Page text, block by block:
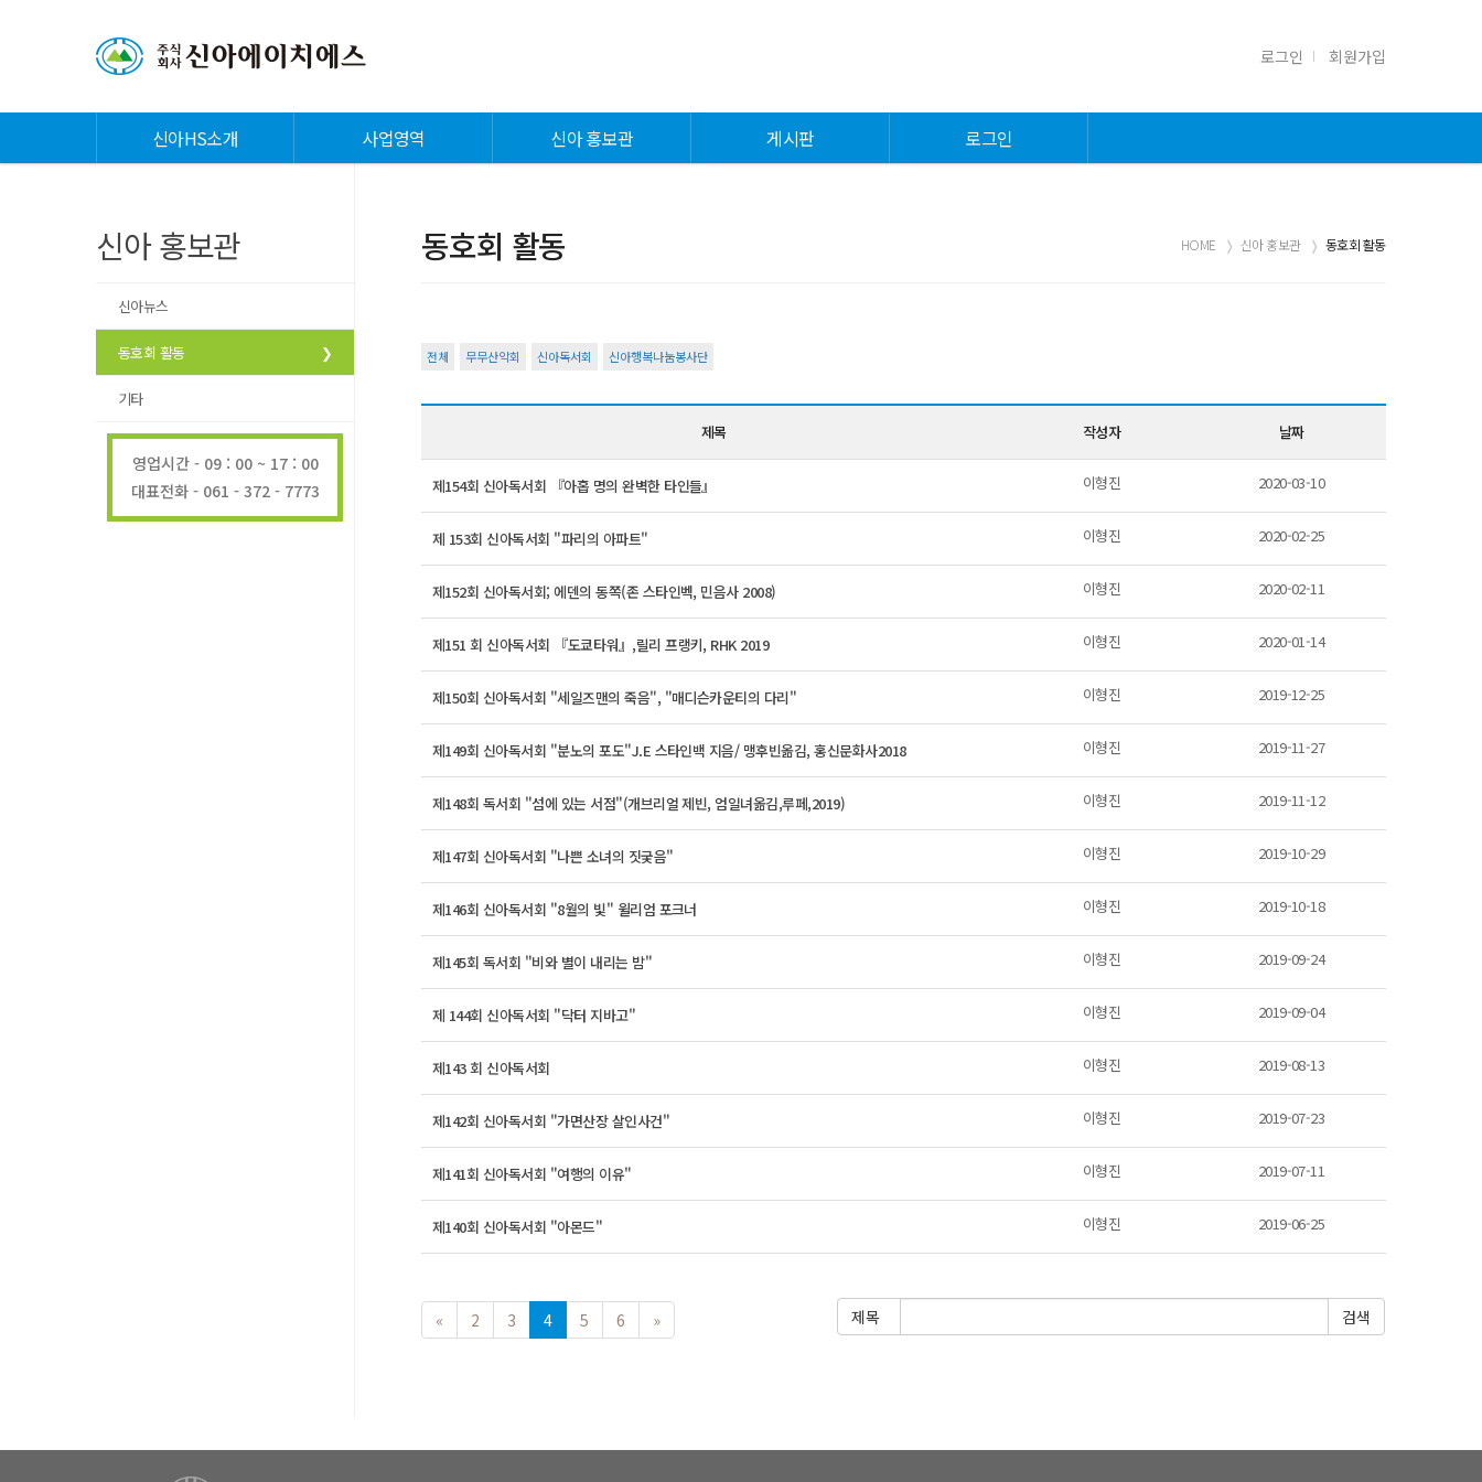
로그인 회원가입
신아HS소개 사업영역 신아 홍보관 게시판 로그인
신아 홍보관
신아뉴스
동호회 활동
기타
영업시간 - 09 : 00 ~ 17 : 00
대표전화 - 061 - 372 - 7773
동호회 활동 HOME 신아 홍보관 동호회 활동
전체 무무산악회 신아독서회 신아행복나눔봉사단
제목 작성자 날짜
제154회 신아독서회 『아홉 명의 완벽한 타인들』 이형진 2020-03-10
제 153회 신아독서회 "파리의 아파트" 이형진 2020-02-25
제152회 신아독서회; 에덴의 동쪽(존 스타인벡, 민음사 2008) 이형진 2020-02-11
제151 회 신아독서회 『도쿄타워』,릴리 프랭키, RHK 2019 이형진 2020-01-14
제150회 신아독서회 "세일즈맨의 죽음", "매디슨카운티의 다리" 이형진 2019-12-25
제149회 신아독서회 "분노의 포도"J.E 스타인백 지음/ 맹후빈옮김, 홍신문화사2018 이형진 2019-11-27
제148회 독서회 "섬에 있는 서점"(개브리얼 제빈, 엄일녀옮김,루페,2019) 이형진 2019-11-12
제147회 신아독서회 "나쁜 소녀의 짓궂음" 이형진 2019-10-29
제146회 신아독서회 "8월의 빛" 윌리엄 포크너 이형진 2019-10-18
제145회 독서회 "비와 별이 내리는 밤" 이형진 2019-09-24
제 144회 신아독서회 "닥터 지바고" 이형진 2019-09-04
제143 회 신아독서회 이형진 2019-08-13
제142회 신아독서회 "가면산장 살인사건" 이형진 2019-07-23
제141회 신아독서회 "여행의 이유" 이형진 2019-07-11
제140회 신아독서회 "아몬드" 이형진 2019-06-25
« 2 3 4 5 6 » 제목